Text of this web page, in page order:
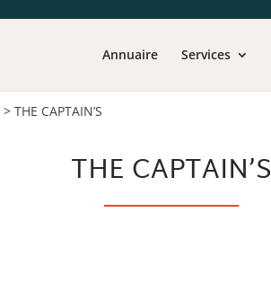
Annuaire Services
>THE CAPTAIN’S
THE CAPTAIN’S